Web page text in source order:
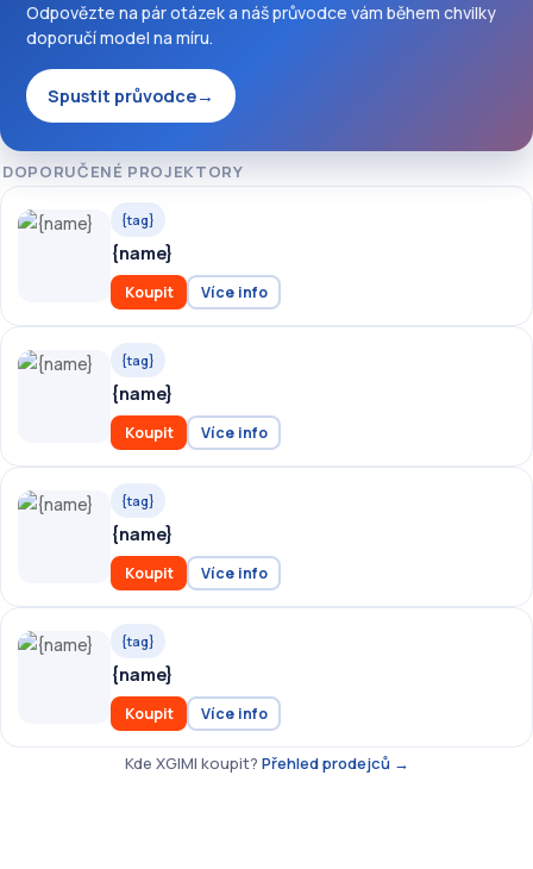
Odpovězte na pár otázek a náš průvodce vám během chvilky
doporučí model na míru.
Spustit průvodce→
DOPORUČENÉ PROJEKTORY
{tag}
{name}
Koupit Více info
{tag}
{name}
Koupit Více info
{tag}
{name}
Koupit Více info
{tag}
{name}
Koupit Více info
Kde XGIMI koupit? Přehled prodejců →